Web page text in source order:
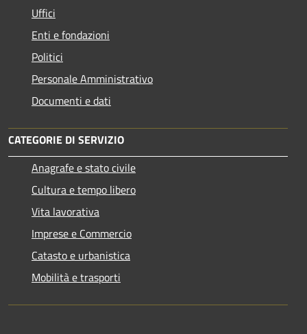
Uffici
Enti e fondazioni
Politici
Personale Amministrativo
Documenti e dati
CATEGORIE DI SERVIZIO
Anagrafe e stato civile
Cultura e tempo libero
Vita lavorativa
Imprese e Commercio
Catasto e urbanistica
Mobilità e trasporti